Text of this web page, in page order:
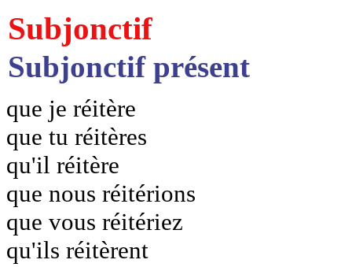
Subjonctif
Subjonctif présent
que je réitère
que tu réitères
qu'il réitère
que nous réitérions
que vous réitériez
qu'ils réitèrent